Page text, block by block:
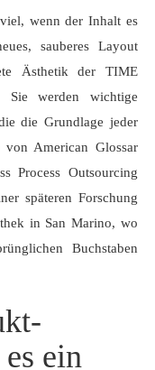
wenn der Inhalt es
sauberes Layout
Ästhetik der TIME
Sie werden wichtige
die Grundlage jeder
American Glossar
Process Outsourcing
späteren Forschung
in San Marino, wo
Buchstaben
ein